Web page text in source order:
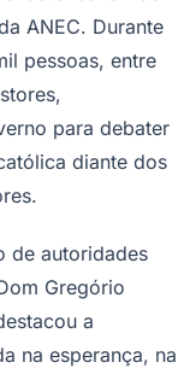
ANEC. Durante
pessoas, entre
para debater
diante dos
de autoridades
Gregório
a
na esperança, na